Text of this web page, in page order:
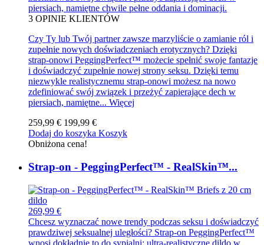
piersiach, namiętne chwile pełne oddania i dominacji.
3 OPINIE KLIENTÓW
Czy Ty lub Twój partner zawsze marzyliście o zamianie ról i
zupełnie nowych doświadczeniach erotycznych? Dzięki
strap-onowi PeggingPerfect™ możecie spełnić swoje fantazje
i doświadczyć zupełnie nowej strony seksu. Dzięki temu
niezwykle realistycznemu strap-onowi możesz na nowo
zdefiniować swój związek i przeżyć zapierające dech w
piersiach, namiętne... Więcej
259,99 € 199,99 €
Dodaj do koszyka Koszyk
Obniżona cena!
Strap-on - PeggingPerfect™ - RealSkin™...
269,99 €
Chcesz wyznaczać nowe trendy podczas seksu i doświadczyć
prawdziwej seksualnej uległości? Strap-on PeggingPerfect™
wnosi dokładnie to do sypialni: ultra-realistyczne dildo w